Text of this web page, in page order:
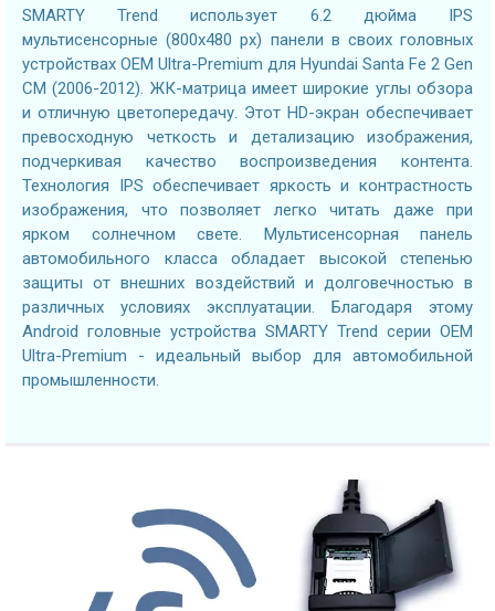
SMARTY Trend использует 6.2 дюйма IPS
мультисенсорные (800х480 px) панели в своих головных
устройствах OEM Ultra-Premium для Hyundai Santa Fe 2 Gen
CM (2006-2012). ЖК-матрица имеет широкие углы обзора
и отличную цветопередачу. Этот HD-экран обеспечивает
превосходную четкость и детализацию изображения,
подчеркивая качество воспроизведения контента.
Технология IPS обеспечивает яркость и контрастность
изображения, что позволяет легко читать даже при
ярком солнечном свете. Мультисенсорная панель
автомобильного класса обладает высокой степенью
защиты от внешних воздействий и долговечностью в
различных условиях эксплуатации. Благодаря этому
Android головные устройства SMARTY Trend серии OEM
Ultra-Premium - идеальный выбор для автомобильной
промышленности.